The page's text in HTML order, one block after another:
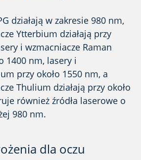
działają w zakresie 980 nm,
Ytterbium działają przy
i wzmacniacze Raman
1400 nm, lasery i
przy około 1550 nm, a
Thulium działają przy około
również źródła laserowe o
980 nm.
dla oczu